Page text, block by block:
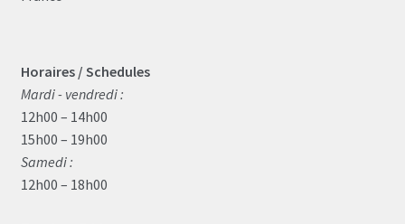
Horaires / Schedules
Mardi - vendredi :
12h00 – 14h00
15h00 – 19h00
Samedi :
12h00 – 18h00